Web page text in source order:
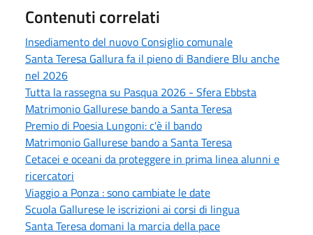
Contenuti correlati
Insediamento del nuovo Consiglio comunale
Santa Teresa Gallura fa il pieno di Bandiere Blu anche
nel 2026
Tutta la rassegna su Pasqua 2026 - Sfera Ebbsta
Matrimonio Gallurese bando a Santa Teresa
Premio di Poesia Lungoni: c'è il bando
Matrimonio Gallurese bando a Santa Teresa
Cetacei e oceani da proteggere in prima linea alunni e
ricercatori
Viaggio a Ponza : sono cambiate le date
Scuola Gallurese le iscrizioni ai corsi di lingua
Santa Teresa domani la marcia della pace